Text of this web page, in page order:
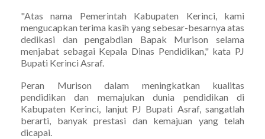
"Atas nama Pemerintah Kabupaten Kerinci, kami
mengucapkan terima kasih yang sebesar-besarnya atas
dedikasi dan pengabdian Bapak Murison selama
menjabat sebagai Kepala Dinas Pendidikan," kata PJ
Bupati Kerinci Asraf.
Peran Murison dalam meningkatkan kualitas
pendidikan dan memajukan dunia pendidikan di
Kabupaten Kerinci, lanjut PJ Bupati Asraf, sangatlah
berarti, banyak prestasi dan kemajuan yang telah
dicapai.